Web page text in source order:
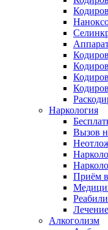
Наркология
Вызов
Приём
Алкоголизм